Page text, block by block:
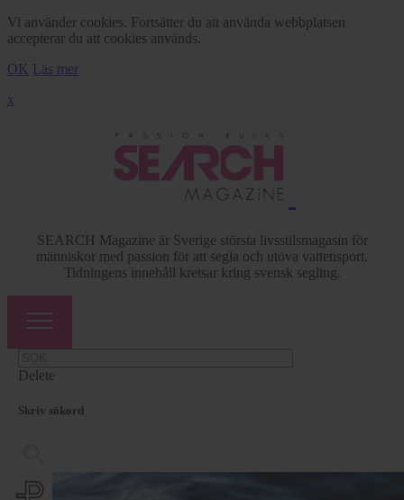
Vi använder cookies. Fortsätter du att använda webbplatsen
accepterar du att cookies används.
OK Läs mer
x
SEARCH Magazine är Sverige största livsstilsmagasin för
människor med passion för att segla och utöva vattensport.
Tidningens innehåll kretsar kring svensk segling.
Delete
Skriv sökord